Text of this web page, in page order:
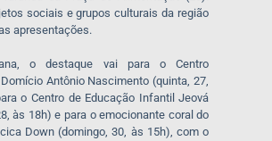
sociais e grupos culturais da região
apresentações.
o destaque vai para o Centro
Antônio Nascimento (quinta, 27,
o Centro de Educação Infantil Jeová
às 18h) e para o emocionante coral do
Down (domingo, 30, às 15h), com o